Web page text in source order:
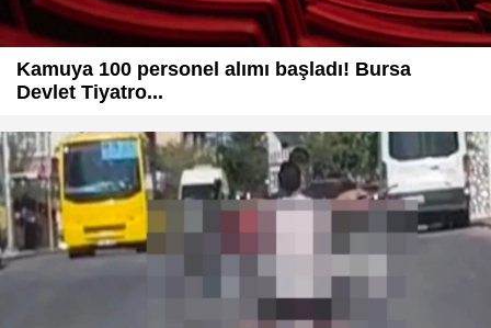
Kamuya 100 personel alımı başladı! Bursa
Devlet Tiyatro...